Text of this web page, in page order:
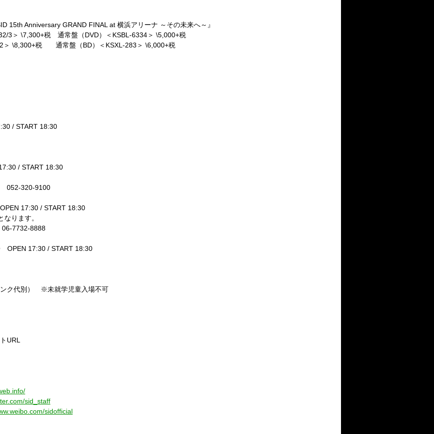
15th Anniversary GRAND FINAL at 横浜アリーナ ～その未来へ～』
3 ＞ \7,300+税 通常盤（DVD）＜ KSBL-6334＞ \5,000+税
＞ \8,300+税 通常盤（BD）＜ KSXL-283 ＞ \6,000+税
/ START 18:30
/ START 18:30
052-320-9100
OPEN 17:30 / START 18:30
ります。
06-7732-8888
OPEN 17:30 / START 18:30
ク代別） ※未就学児童入場不可
URL
sid_staff
sidofficial